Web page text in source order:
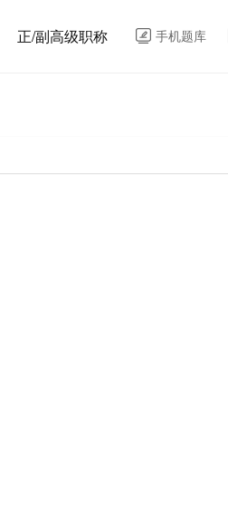
正/副高级职称 手机题库